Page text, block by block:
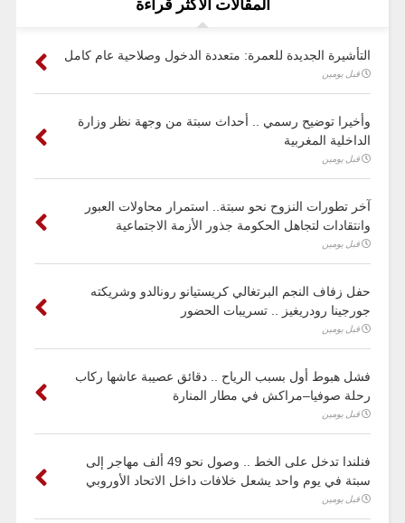
المقالات الأكثر قراءة
التأشيرة الجديدة للعمرة: متعددة الدخول وصلاحية عام كامل
قبل يومين
وأخيرا توضيح رسمي .. أحداث سبتة من وجهة نظر وزارة
الداخلية المغربية
قبل يومين
آخر تطورات النزوح نحو سبتة.. استمرار محاولات العبور
وانتقادات لتجاهل الحكومة جذور الأزمة الاجتماعية
قبل يومين
حفل زفاف النجم البرتغالي كريستيانو رونالدو وشريكته
جورجينا رودريغيز .. تسريبات الحضور
قبل يومين
فشل هبوط أول بسبب الرياح .. دقائق عصيبة عاشها ركاب
رحلة صوفيا–مراكش في مطار المنارة
قبل يومين
فنلندا تدخل على الخط .. وصول نحو 49 ألف مهاجر إلى
سبتة في يوم واحد يشعل خلافات داخل الاتحاد الأوروبي
قبل يومين